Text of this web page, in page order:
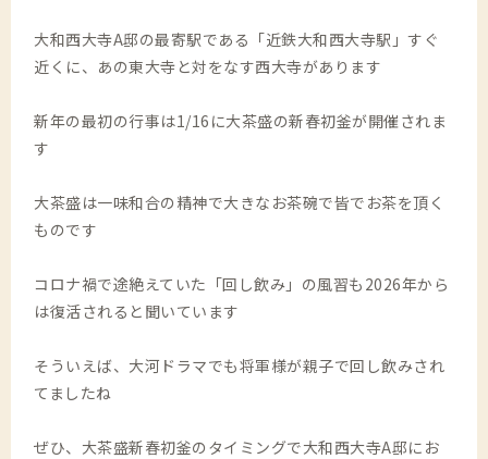
大和西大寺A邸の最寄駅である「近鉄大和西大寺駅」すぐ
近くに、あの東大寺と対をなす西大寺があります
新年の最初の行事は1/16に大茶盛の新春初釜が開催されま
す
大茶盛は一味和合の精神で大きなお茶碗で皆でお茶を頂く
ものです
コロナ禍で途絶えていた「回し飲み」の風習も2026年から
は復活されると聞いています
そういえば、大河ドラマでも将軍様が親子で回し飲みされ
てましたね
ぜひ、大茶盛新春初釜のタイミングで大和西大寺A邸にお